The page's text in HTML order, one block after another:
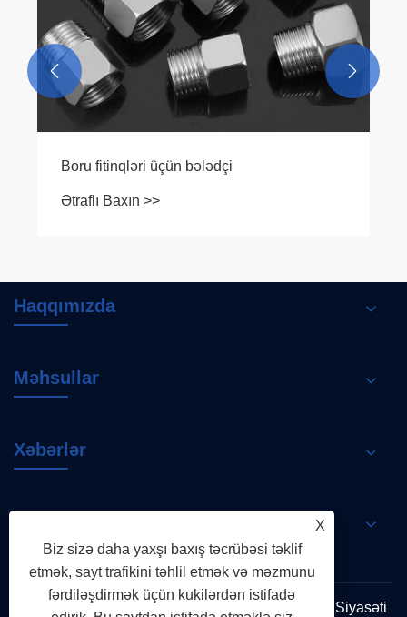
Boru fitinqləri üçün bələdçi
Ətraflı Baxın >>
 
Haqqımızda
Məhsullar
Xəbərlər
Sitemap Məxfilik Siyasəti
X
Biz sizə daha yaxşı baxış təcrübəsi təklif
etmək, sayt trafikini təhlil etmək və məzmunu
fərdiləşdirmək üçün kukilərdən istifadə